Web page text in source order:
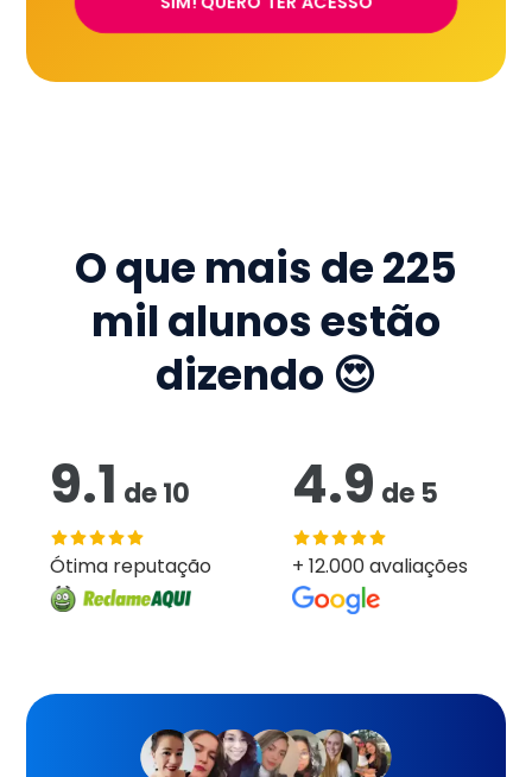
O que mais de225
mil alunos estão
dizendo 😍
9.1 de10
Ótima reputação
4.9 de 5
+ 12.000 avaliações